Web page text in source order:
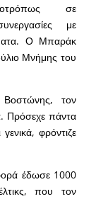
σε
με
Ο Μπαράκ
Μνήμης του
τον
Πρόσεχε πάντα
φρόντιζε
έδωσε 1000
που τον